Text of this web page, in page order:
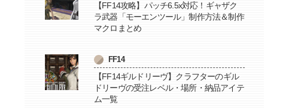
【FF14攻略】パッチ6.5x対応！ギャザク
ラ武器「モーエンツール」制作方法＆制作
マクロまとめ
FF14
【FF14ギルドリーヴ】クラフターのギル
ドリーヴの受注レベル・場所・納品アイテ
ム一覧